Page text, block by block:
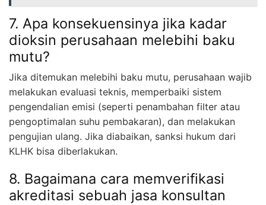
7. Apa konsekuensinya jika kadar
dioksin perusahaan melebihi baku
mutu?
Jika ditemukan melebihi baku mutu, perusahaan wajib
melakukan evaluasi teknis, memperbaiki sistem
pengendalian emisi (seperti penambahan filter atau
pengoptimalan suhu pembakaran), dan melakukan
pengujian ulang. Jika diabaikan, sanksi hukum dari
KLHK bisa diberlakukan.
8. Bagaimana cara memverifikasi
akreditasi sebuah jasa konsultan